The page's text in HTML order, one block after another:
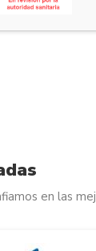
en las